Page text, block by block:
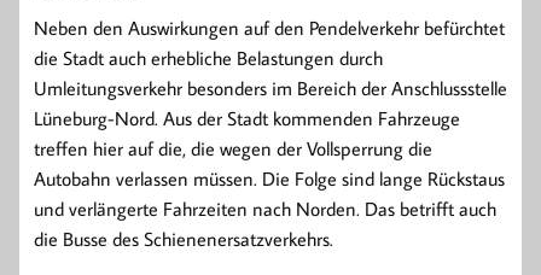
Neben den Auswirkungen auf den Pendelverkehr befürchtet
die Stadt auch erhebliche Belastungen durch
Umleitungsverkehr besonders im Bereich der Anschlussstelle
Lüneburg-Nord. Aus der Stadt kommenden Fahrzeuge
treffen hier auf die, die wegen der Vollsperrung die
Autobahn verlassen müssen. Die Folge sind lange Rückstaus
und verlängerte Fahrzeiten nach Norden. Das betrifft auch
die Busse des Schienenersatzverkehrs.